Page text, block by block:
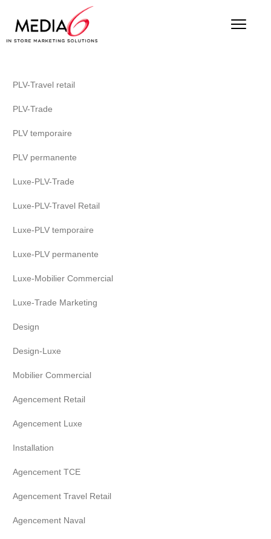
PLV-Travel retail
PLV-Trade
PLV temporaire
PLV permanente
Luxe-PLV-Trade
Luxe-PLV-Travel Retail
Luxe-PLV temporaire
Luxe-PLV permanente
Luxe-Mobilier Commercial
Luxe-Trade Marketing
Design
Design-Luxe
Mobilier Commercial
Agencement Retail
Agencement Luxe
Installation
Agencement TCE
Agencement Travel Retail
Agencement Naval